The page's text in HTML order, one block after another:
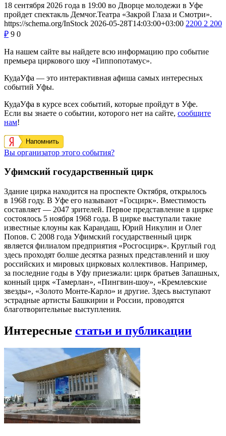
18 сентября 2026 года в 19:00 во Дворце молодежи в Уфе
пройдет спектакль Демчог.Театра «Закрой Глаза и Смотри».
https://schema.org/InStock 2026-05-28T14:03:00+03:00 2200 2 200
₽ 9 0
На нашем сайте вы найдете всю информацию про событие
премьера циркового шоу «Гиппопотамус».
КудаУфа — это интерактивная афиша самых интересных
событий Уфы.
КудаУфа в курсе всех событий, которые пройдут в Уфе.
Если вы знаете о событии, которого нет на сайте, сообщите
нам!
Напомнить
Вы организатор этого события?
Уфимский государственный цирк
Здание цирка находится на проспекте Октября, открылось
в 1968 году. В Уфе его называют «Госцирк». Вместимость
составляет — 2047 зрителей. Первое представление в цирке
состоялось 5 ноября 1968 года. В цирке выступали такие
известные клоуны как Карандаш, Юрий Никулин и Олег
Попов. С 2008 года Уфимский государственный цирк
является филиалом предприятия «Росгосцирк». Круглый год
здесь проходят болше десятка разных представлений и шоу
российских и мировых цирковых коллективов. Например,
за последние годы в Уфу приезжали: цирк братьев Запашных,
конный цирк «Тамерлан», «Пингвин-шоу», «Кремлевские
звезды», «Золото Монте-Карло» и другие. Здесь выступают
эстрадные артисты Башкирии и России, проводятся
благотворительные выступления.
Интересные статьи и публикации